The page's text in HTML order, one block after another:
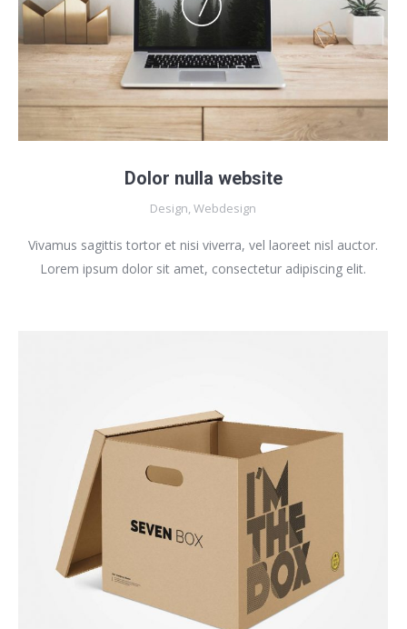
Dolor nulla website
Design, Webdesign
Vivamus sagittis tortor et nisi viverra, vel laoreet nisl auctor.
Lorem ipsum dolor sit amet, consectetur adipiscing elit.